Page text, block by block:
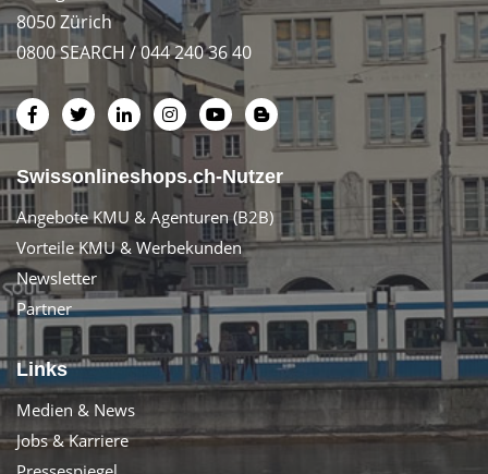
8050 Zürich
0800 SEARCH / 044 240 36 40
Swissonlineshops.ch-Nutzer
Angebote KMU & Agenturen (B2B)
Vorteile KMU & Werbekunden
Newsletter
Partner
Links
Medien & News
Jobs & Karriere